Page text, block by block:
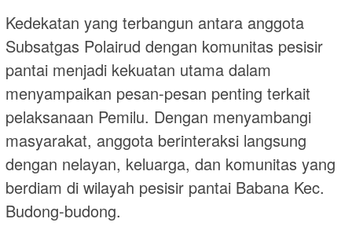
Kedekatan yang terbangun antara anggota
Subsatgas Polairud dengan komunitas pesisir
pantai menjadi kekuatan utama dalam
menyampaikan pesan-pesan penting terkait
pelaksanaan Pemilu. Dengan menyambangi
masyarakat, anggota berinteraksi langsung
dengan nelayan, keluarga, dan komunitas yang
berdiam di wilayah pesisir pantai Babana Kec.
Budong-budong.